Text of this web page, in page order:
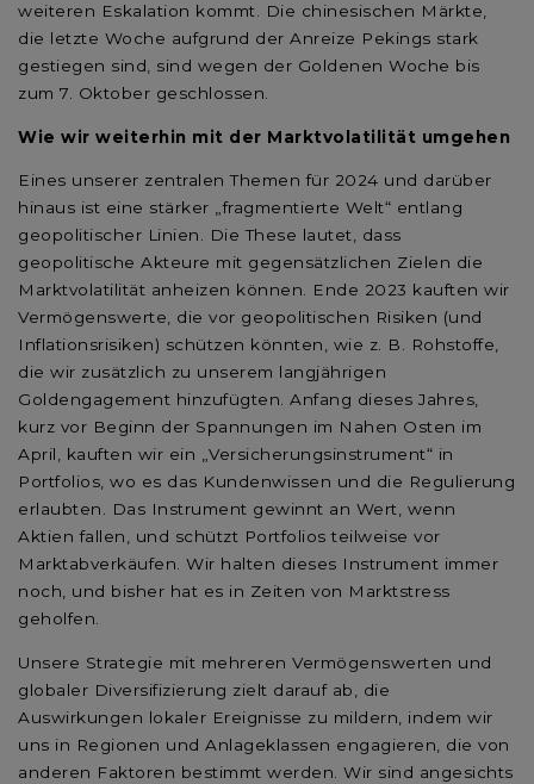
weiteren Eskalation kommt. Die chinesischen Märkte,
die letzte Woche aufgrund der Anreize Pekings stark
gestiegen sind, sind wegen der Goldenen Woche bis
zum 7. Oktober geschlossen.
Wie wir weiterhin mit der Marktvolatilität umgehen
Eines unserer zentralen Themen für 2024 und darüber
hinaus ist eine stärker „fragmentierte Welt“ entlang
geopolitischer Linien. Die These lautet, dass
geopolitische Akteure mit gegensätzlichen Zielen die
Marktvolatilität anheizen können. Ende 2023 kauften wir
Vermögenswerte, die vor geopolitischen Risiken (und
Inflationsrisiken) schützen könnten, wie z. B. Rohstoffe,
die wir zusätzlich zu unserem langjährigen
Goldengagement hinzufügten. Anfang dieses Jahres,
kurz vor Beginn der Spannungen im Nahen Osten im
April, kauften wir ein „Versicherungsinstrument“ in
Portfolios, wo es das Kundenwissen und die Regulierung
erlaubten. Das Instrument gewinnt an Wert, wenn
Aktien fallen, und schützt Portfolios teilweise vor
Marktabverkäufen. Wir halten dieses Instrument immer
noch, und bisher hat es in Zeiten von Marktstress
geholfen.
Unsere Strategie mit mehreren Vermögenswerten und
globaler Diversifizierung zielt darauf ab, die
Auswirkungen lokaler Ereignisse zu mildern, indem wir
uns in Regionen und Anlageklassen engagieren, die von
anderen Faktoren bestimmt werden. Wir sind angesichts